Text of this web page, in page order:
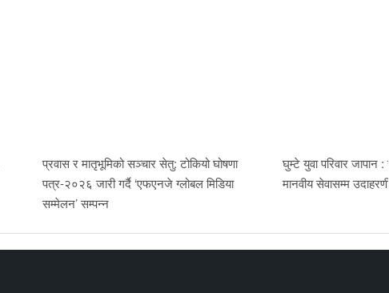
प्रवास र मातृभूमिको सञ्चार सेतु: टोकियो घोषणा
पत्र-२०२६ जारी गर्दै ‘एफएनजे ग्लोबल मिडिया
सम्मेलन’ सम्पन्न
घुम्टे युवा परिवार जापान
मानवीय सेवासम्म